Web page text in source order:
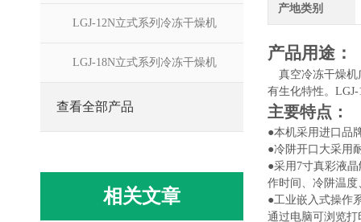
产地类别
产品用途：
真空冷冻干燥
有生化特性。 LGJ-
主要特点：
●本机采用进口品
●冷阱开口大采用
●采用7寸真彩液
作时间、冷阱温
●工业嵌入式操作
通过电脑可浏览打
LGJ-12N立式系列冷冻干燥机
LGJ-18N立式系列冷冻干燥机
查看全部产品
相关文章